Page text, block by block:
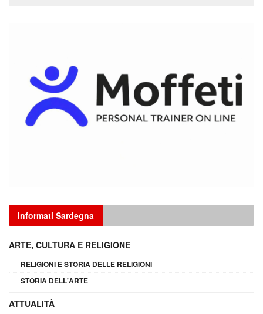
Informati Sardegna
ARTE, CULTURA E RELIGIONE
RELIGIONI E STORIA DELLE RELIGIONI
STORIA DELL'ARTE
ATTUALITÀ